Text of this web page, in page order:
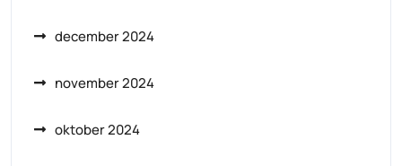
december 2024
november 2024
oktober 2024